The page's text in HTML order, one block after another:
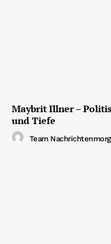
Maybrit Illner –
und Tiefe
Team